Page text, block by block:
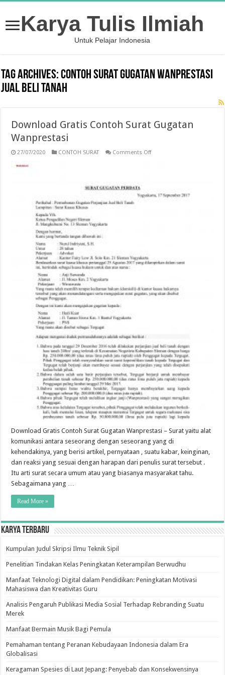
Karya Tulis Ilmiah
Untuk Pelajar Indonesia
Tag Archives:contoh surat gugatan wanprestasi
jual beli tanah
Download Gratis Contoh Surat Gugatan
Wanprestasi
27/07/2020 CONTOH SURAT Comments Offon
Download Gratis Contoh Surat Gugatan Wanprestasi – Surat yaitu alat
komunikasi antara seseorang dengan seseorang yang di
kehendakinya, yang berisi artikel, pernyataan , suatu kabar, keinginan,
dan reaksi yang sesuai dengan harapan dari penulis surat tersebut .
Itu arti surat secara umum atau yang biasanya masyarakat tahu.
Sebagaimana yang …
Read More »
Karya Terbaru
Kumpulan Judul Skripsi Ilmu Teknik Sipil
Penelitian Tindakan Kelas Peningkatan Keterampilan Berwudhu
Manfaat Teknologi Digital dalam Pendidikan: Peningkatan Motivasi
Mahasiswa dan Kreativitas Guru
Analisis Pengaruh Publikasi Media Sosial Terhadap Rebranding Suatu
Merek
Manfaat Bermain Musik Bagi Pemula
Pemahaman tentang Peranan Kebudayaan Indonesia dalam Era
Globalisasi
Keragaman Spesies di Laut Jepang: Penyebab dan Konsekwensinya